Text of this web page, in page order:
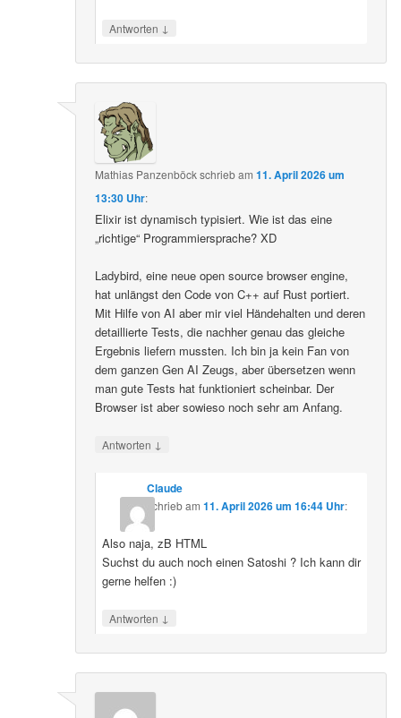
Antworten ↓
Mathias Panzenböckschriebam11. April 2026 um
13:30 Uhr:
Elixir ist dynamisch typisiert. Wie ist das eine
„richtige“ Programmiersprache? XD
Ladybird, eine neue open source browser engine,
hat unlängst den Code von C++ auf Rust portiert.
Mit Hilfe von AI aber mir viel Händehalten und deren
detaillierte Tests, die nachher genau das gleiche
Ergebnis liefern mussten. Ich bin ja kein Fan von
dem ganzen Gen AI Zeugs, aber übersetzen wenn
man gute Tests hat funktioniert scheinbar. Der
Browser ist aber sowieso noch sehr am Anfang.
Antworten ↓
Claude
schriebam 11. April 2026 um 16:44 Uhr:
Also naja, zB HTML
Suchst du auch noch einen Satoshi ? Ich kann dir
gerne helfen :)
Antworten ↓